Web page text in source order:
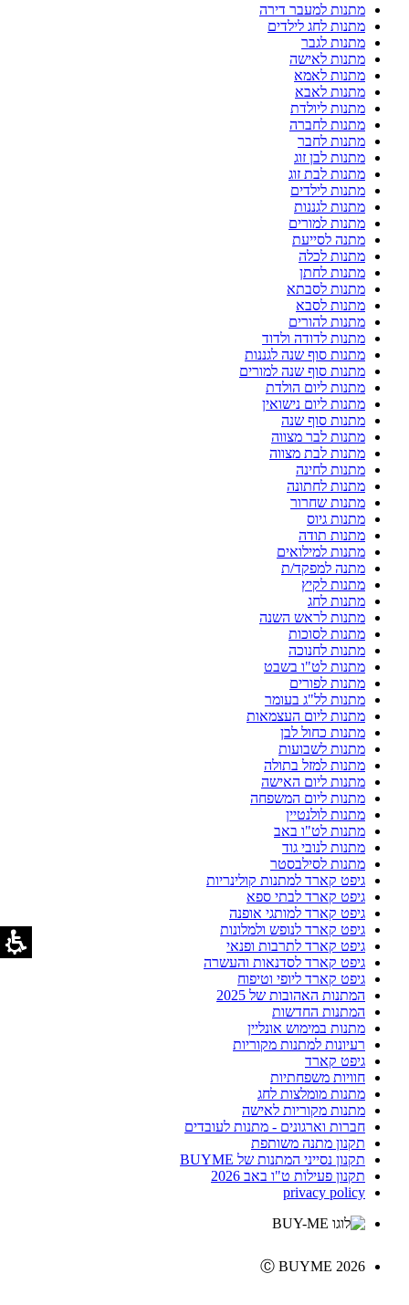
מתנות למעבר דירה
מתנות לחג לילדים
מתנות לגבר
מתנות לאישה
מתנות לאמא
מתנות לאבא
מתנות ליולדת
מתנות לחברה
מתנות לחבר
מתנות לבן זוג
מתנות לבת זוג
מתנות לילדים
מתנות לגננות
מתנות למורים
מתנה לסייעת
מתנות לכלה
מתנות לחתן
מתנות לסבתא
מתנות לסבא
מתנות להורים
מתנות לדודה ולדוד
מתנות סוף שנה לגננות
מתנות סוף שנה למורים
מתנות ליום הולדת
מתנות ליום נישואין
מתנות סוף שנה
מתנות לבר מצווה
מתנות לבת מצווה
מתנות לחינה
מתנות לחתונה
מתנות שחרור
מתנות גיוס
מתנות תודה
מתנות למילואים
מתנה למפקד/ת
מתנות לקיץ
מתנות לחג
מתנות לראש השנה
מתנות לסוכות
מתנות לחנוכה
מתנות לט"ו בשבט
מתנות לפורים
מתנות לל"ג בעומר
מתנות ליום העצמאות
מתנות כחול לבן
מתנות לשבועות
מתנות למזל בתולה
מתנות ליום האישה
מתנות ליום המשפחה
מתנות לולנטיין
מתנות לט"ו באב
מתנות לנובי גוד
מתנות לסילבסטר
גיפט קארד למתנות קולינריות
גיפט קארד לבתי ספא
גיפט קארד למותגי אופנה
גיפט קארד לנופש ולמלונות
גיפט קארד לתרבות ופנאי
גיפט קארד לסדנאות והעשרה
גיפט קארד ליופי וטיפוח
המתנות האהובות של 2025
המתנות החדשות
מתנות במימוש אונליין
רעיונות למתנות מקוריות
גיפט קארד
חוויות משפחתיות
מתנות מומלצות לחג
מתנות מקוריות לאישה
חברות וארגונים - מתנות לעובדים
תקנון מתנה משותפת
תקנון נסייני המתנות של BUYME
תקנון פעילות ט"ו באב 2026
privacy policy
Ⓒ BUYME 2026